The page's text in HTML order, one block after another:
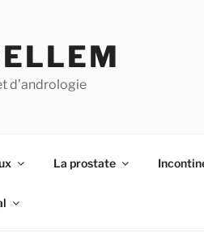
d’andrologie
La prostate